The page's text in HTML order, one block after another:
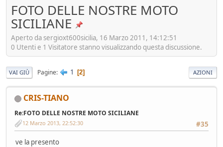
FOTO DELLE NOSTRE MOTO
SICILIANE
Aperto da sergioxt600sicilia, 16 Marzo 2011, 14:12:51
0 Utenti e 1 Visitatore stanno visualizzando questa discussione.
VAI GIÙ Pagine 1 2 AZIONI
CRIS-TIANO
Re:FOTO DELLE NOSTRE MOTO SICILIANE
#35
12 Marzo 2013, 22:52:30
ve la presento